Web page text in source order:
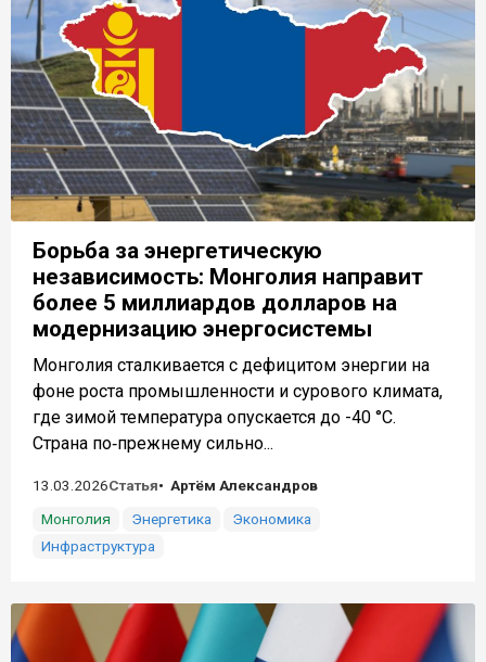
Борьба за энергетическую
независимость: Монголия направит
более 5 миллиардов долларов на
модернизацию энергосистемы
Монголия сталкивается с дефицитом энергии на
фоне роста промышленности и сурового климата,
где зимой температура опускается до -40 °C.
Страна по‑прежнему сильно...
13.03.2026Статья
Артём Александров
Монголия
Энергетика
Экономика
Инфраструктура